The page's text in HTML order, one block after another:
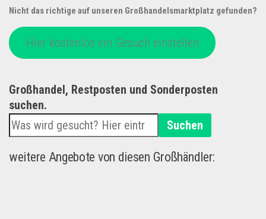
Nicht das richtige auf unseren Großhandelsmarktplatz gefunden?
Hier kostenlos ein Gesuch einstellen
Großhandel, Restposten und Sonderposten
suchen.
Suchen
weitere Angebote von diesen Großhändler: